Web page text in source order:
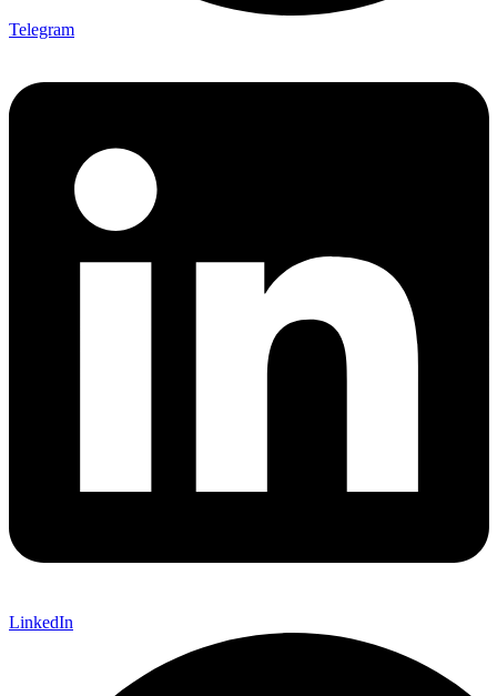
Telegram
LinkedIn